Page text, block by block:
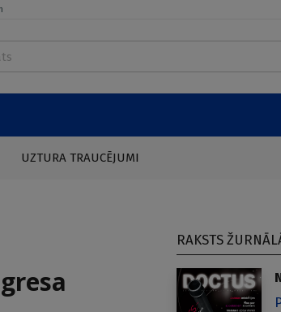
UZTURA TRAUCĒJUMI
RAKSTS